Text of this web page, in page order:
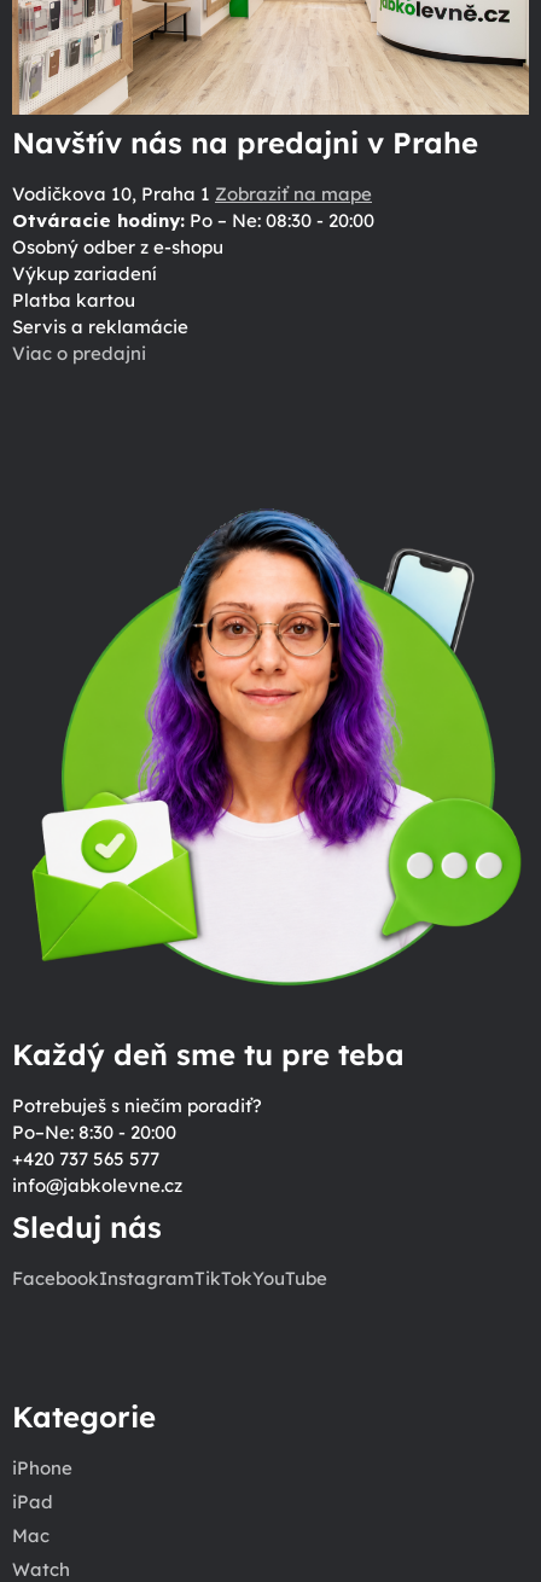
Navštív nás na predajni v Prahe
Vodičkova 10, Praha 1 Zobraziť na mape
Otváracie hodiny: Po – Ne: 08:30 - 20:00
Osobný odber z e-shopu
Výkup zariadení
Platba kartou
Servis a reklamácie
Viac o predajni
Každý deň sme tu pre teba
Potrebuješ s niečím poradiť?
Po–Ne: 8:30 - 20:00
+420 737 565 577
info@jabkolevne.cz
Sleduj nás
FacebookInstagramTikTokYouTube
Kategorie
iPhone
iPad
Mac
Watch